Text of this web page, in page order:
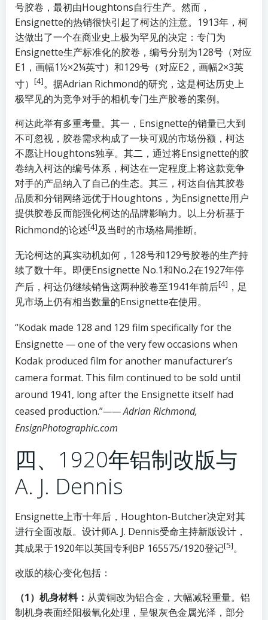
号胶卷，最初由Houghtons自行生产。然而，
Ensignette的热销很快引起了柯达的注意。1913年，柯
达做出了一个在商业史上极为罕见的决定：专门为
Ensignette生产标准化的胶卷，编号分别为128号（对应
E1，画幅1½×2¼英寸）和129号（对应E2，画幅2×3英
寸） [4]。据Adrian Richmond的研究，这是柯达历史上
极罕见的为竞争对手的相机专门生产胶卷的案例。
柯达此举有多重考量。其一，Ensignette的销量已大到
不可忽视，胶卷需求构成了一块可观的市场份额，柯达
不愿让Houghtons独享。其二，通过将Ensignette的胶
卷纳入柯达的编号体系，柯达在一定程度上将这款竞争
对手的产品纳入了自己的生态。其三，柯达自信其胶卷
品质和分销网络远优于Houghtons，为Ensignette用户
提供胶卷反而能强化柯达的品牌影响力。以上分析基于
Richmond的论述[4]及当时的市场格局推断。
无论柯达的真实动机如何，128号和129号胶卷的生产持
续了数十年。即便Ensignette No.1和No.2在1927年停
产后，柯达仍继续销售这两种胶卷至1941年前后[4] ，足
见市场上仍有相当数量的Ensignette在使用。
“Kodak made 128 and 129 film specifically for the
Ensignette — one of the very few occasions when
Kodak produced film for another manufacturer’s
camera format. This film continued to be sold until
around 1941, long after the Ensignette itself had
ceased production.”—— Adrian Richmond,
EnsignPhotographic.com
四、1920年铝制改版与
A. J. Dennis
Ensignette上市十年后，Houghton-Butcher决定对其
进行全面改版。设计师A. J. Dennis受命主持新版设计，
其成果于1920年以英国专利BP 165575/1920登记[5]。
改版的核心变化包括：
（1）机身材料： 从黄铜改为铝合金，大幅减轻重量。铝
制机身表面经阳极氧化处理，呈银灰色金属光泽，部分